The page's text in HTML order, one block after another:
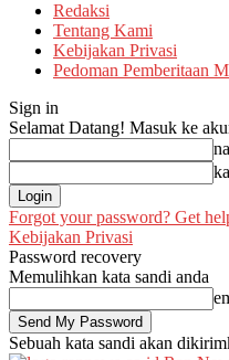
Redaksi
Tentang Kami
Kebijakan Privasi
Pedoman Pemberitaan
Sign in
Selamat Datang! Masuk ke
Forgot your password? Get
Kebijakan Privasi
Password recovery
Memulihkan kata sandi anda
Sebuah kata sandi akan